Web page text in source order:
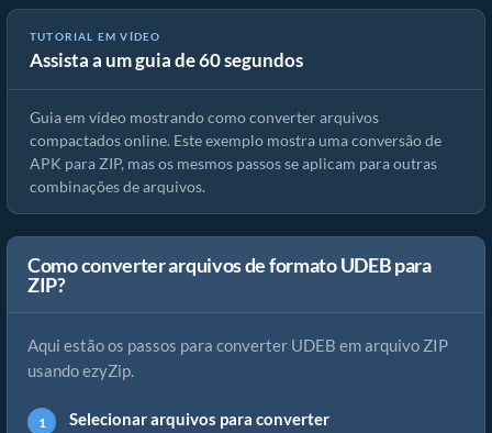
TUTORIAL EM VÍDEO
Assista a um guia de 60 segundos
Como converter arquivos compactados usando ezyZip
Guia em vídeo mostrando como converter arquivos
compactados online. Este exemplo mostra uma conversão de
APK para ZIP, mas os mesmos passos se aplicam para outras
combinações de arquivos.
Como converter arquivos de formato UDEB para
ZIP?
Aqui estão os passos para converter UDEB em arquivo ZIP
usando ezyZip.
Selecionar arquivos para converter